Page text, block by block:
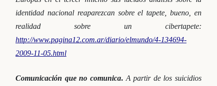
identidad nacional reaparezcan sobre el tapete, bueno, en
realidad sobre un cibertapete:
http://www.pagina12.com.ar/diario/elmundo/4-134694-
2009-11-05.html
Comunicación que no comunica.A partir de los suicidios